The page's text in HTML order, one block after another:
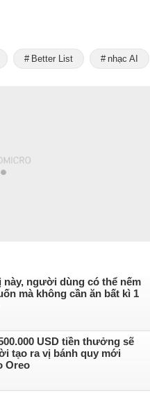
Better List nhạc AI
này, người dùng có thể nếm
mà không cần ăn bất kì 1
USD tiền thưởng sẽ
tạo ra vị bánh quy mới
Oreo